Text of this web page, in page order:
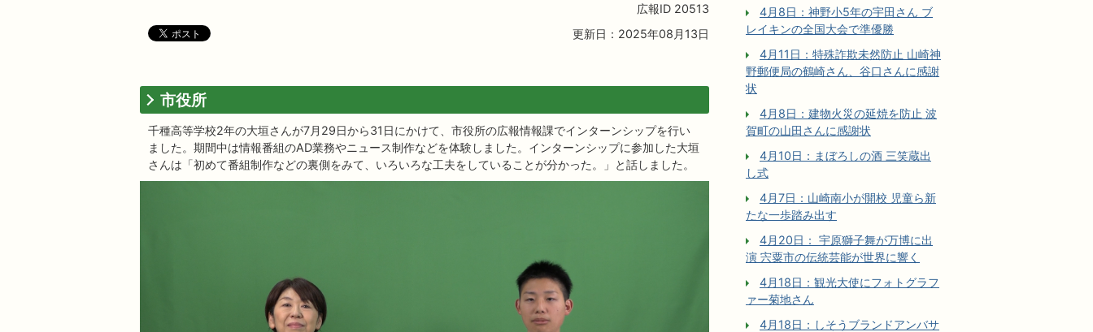
広報ID 20513
更新日：2025年08月13日
市役所
千種高等学校2年の大垣さんが7月29日から31日にかけて、市役所の広報情報課でインターンシップを行い
ました。期間中は情報番組のAD業務やニュース制作などを体験しました。インターンシップに参加した大垣
さんは「初めて番組制作などの裏側をみて、いろいろな工夫をしていることが分かった。」と話しました。
4月8日：神野小5年の宇田さん ブ
レイキンの全国大会で準優勝
4月11日：特殊詐欺未然防止 山崎神
野郵便局の鶴崎さん、谷口さんに感謝
状
4月8日：建物火災の延焼を防止 波
賀町の山田さんに感謝状
4月10日：まぼろしの酒 三笑蔵出
し式
4月7日：山崎南小が開校 児童ら新
たな一歩踏み出す
4月20日： 宇原獅子舞が万博に出
演 宍粟市の伝統芸能が世界に響く
4月18日：観光大使にフォトグラフ
ァー菊地さん
4月18日：しそうブランドアンバサ